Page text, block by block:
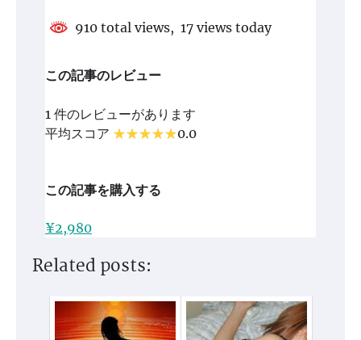
910 total views, 17 views today
この記事のレビュー
1 件のレビューがあります
平均スコア
0.0
この記事を購入する
¥2,980
Related posts: